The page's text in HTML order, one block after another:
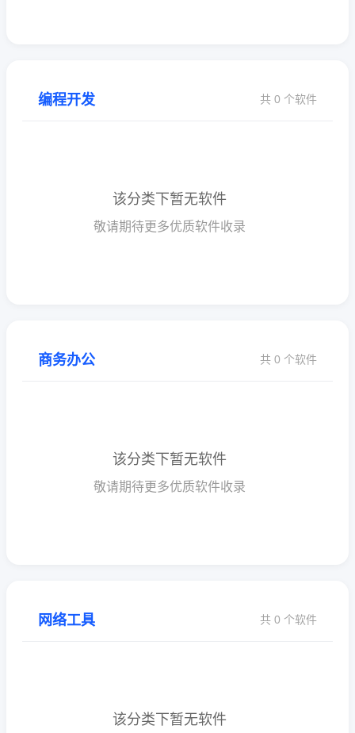
编程开发 共 0 个软件
该分类下暂无软件
敬请期待更多优质软件收录
商务办公 共 0 个软件
该分类下暂无软件
敬请期待更多优质软件收录
网络工具 共 0 个软件
该分类下暂无软件